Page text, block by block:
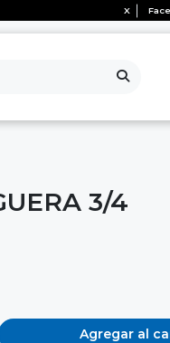
X
3/4
Agregar al